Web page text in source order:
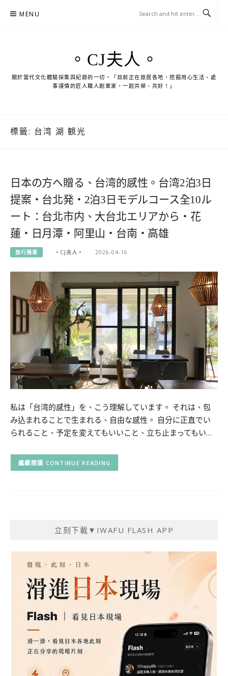
MENU
。CJ夫人。
關於當代文化體驗採集與紀錄的一切。「目前正在旅居各地，挖掘用心生活、處
事謹慎的匠人職人創業家，一起共榮、共好！」
標籤: 台湾 湖 観光
日本の方へ贈る、台湾的感性。台湾2泊3日
提案・台北発・2泊3日モデルコース全10ル
ート：台北市内、大台北エリアから・花
蓮・日月潭・阿里山・台南・高雄
旅行隨筆 。CJ夫人。 2026-04-16
私は「台湾的感性」を、こう理解しています。 それは、包
み込まれることで生まれる、自由な感性。 自分に正直でい
られること、予定を変えてもいいこと、立ち止まってもい…
CONTINUE READING
立刻下載▼IWAFU FLASH APP